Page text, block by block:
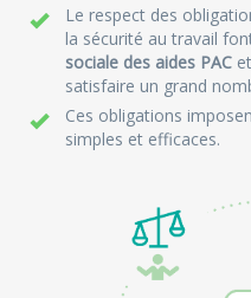
Le respect des
la sécurité au travail
sociale des aides PAC
satisfaire un grand
Ces obligations
simples et efficaces.